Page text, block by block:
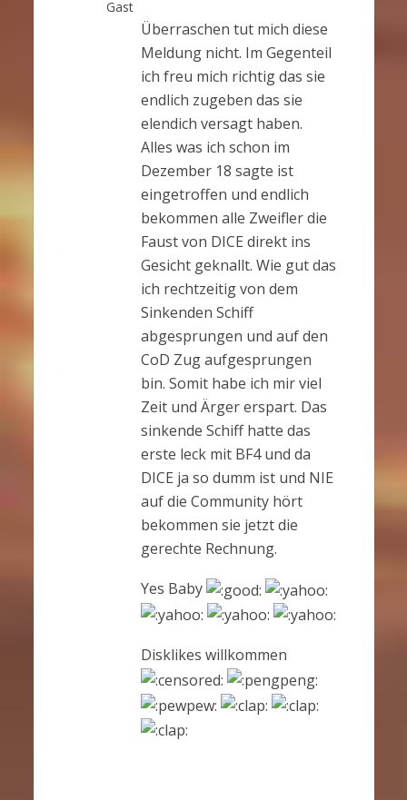
Gast
Überraschen tut mich diese
Meldung nicht. Im Gegenteil
ich freu mich richtig das sie
endlich zugeben das sie
elendich versagt haben.
Alles was ich schon im
Dezember 18 sagte ist
eingetroffen und endlich
bekommen alle Zweifler die
Faust von DICE direkt ins
Gesicht geknallt. Wie gut das
ich rechtzeitig von dem
Sinkenden Schiff
abgesprungen und auf den
CoD Zug aufgesprungen
bin. Somit habe ich mir viel
Zeit und Ärger erspart. Das
sinkende Schiff hatte das
erste leck mit BF4 und da
DICE ja so dumm ist und NIE
auf die Community hört
bekommen sie jetzt die
gerechte Rechnung.
Yes Baby
Disklikes willkommen